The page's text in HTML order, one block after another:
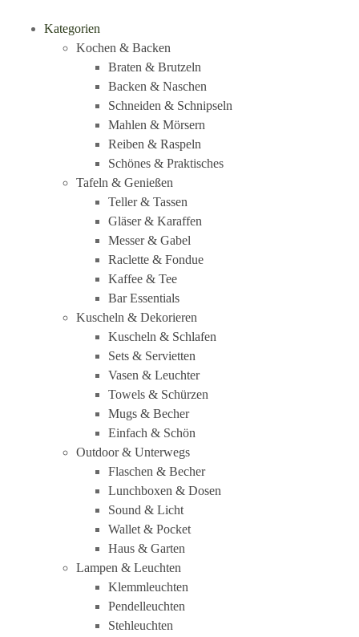
Kategorien
Kochen & Backen
Braten & Brutzeln
Backen & Naschen
Schneiden & Schnipseln
Mahlen & Mörsern
Reiben & Raspeln
Schönes & Praktisches
Tafeln & Genießen
Teller & Tassen
Gläser & Karaffen
Messer & Gabel
Raclette & Fondue
Kaffee & Tee
Bar Essentials
Kuscheln & Dekorieren
Kuscheln & Schlafen
Sets & Servietten
Vasen & Leuchter
Towels & Schürzen
Mugs & Becher
Einfach & Schön
Outdoor & Unterwegs
Flaschen & Becher
Lunchboxen & Dosen
Sound & Licht
Wallet & Pocket
Haus & Garten
Lampen & Leuchten
Klemmleuchten
Pendelleuchten
Stehleuchten